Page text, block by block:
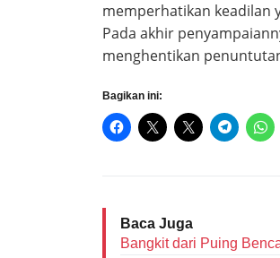
memperhatikan keadilan
Pada akhir
menghentikan
Bagikan ini:
Baca Juga
Bangkit dari Puing